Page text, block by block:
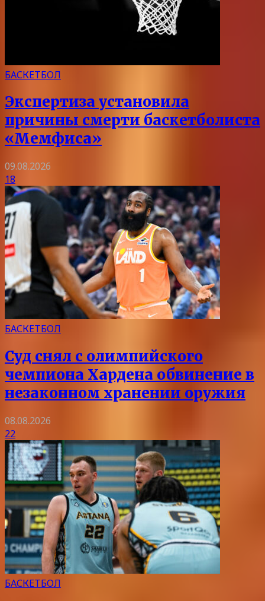
БАСКЕТБОЛ
Экспертиза установила
причины смерти баскетболиста
«Мемфиса»
09.08.2026
18
БАСКЕТБОЛ
Суд снял с олимпийского
чемпиона Хардена обвинение в
незаконном хранении оружия
08.08.2026
22
БАСКЕТБОЛ